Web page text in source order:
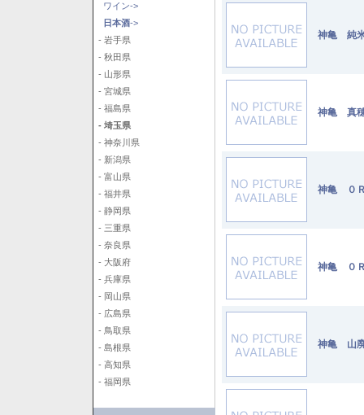
ワイン->
日本酒->
- 岩手県
- 秋田県
- 山形県
- 宮城県
- 福島県
- 埼玉県
- 神奈川県
- 新潟県
- 富山県
- 福井県
- 静岡県
- 三重県
- 奈良県
- 大阪府
- 兵庫県
- 岡山県
- 広島県
- 鳥取県
- 島根県
- 高知県
- 福岡県
神亀 純
神亀 真
神亀 ０
神亀 ０
神亀 山